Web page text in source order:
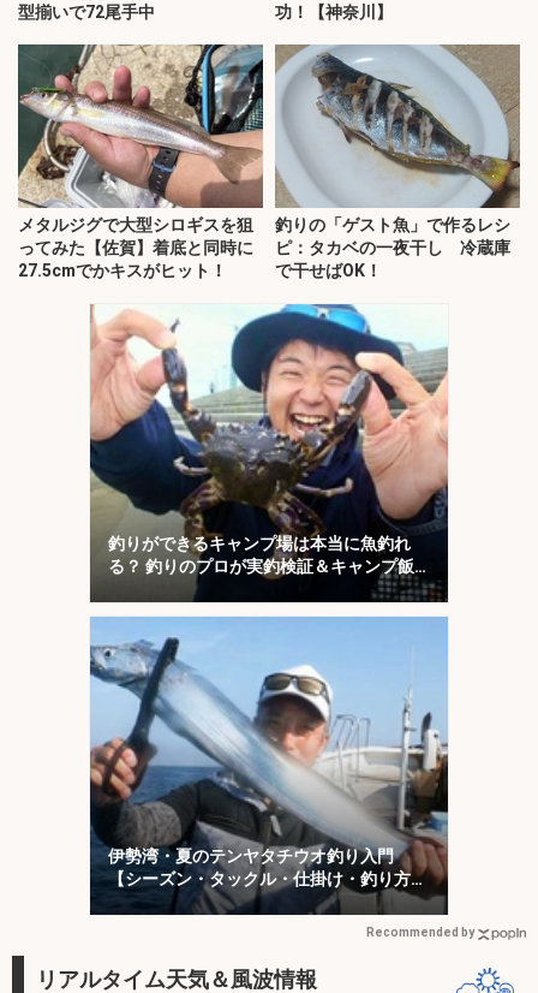
型揃いで72尾手中
功！【神奈川】
メタルジグで大型シロギスを狙
ってみた【佐賀】着底と同時に
27.5cmでかキスがヒット！
釣りの「ゲスト魚」で作るレシ
ピ：タカベの一夜干し 冷蔵庫
で干せばOK！
釣りができるキャンプ場は本当に魚釣れ
る？ 釣りのプロが実釣検証＆キャンプ飯
伊勢湾・夏のテンヤタチウオ釣り入門
【シーズン・タックル・仕掛け・釣り方を
解説】
Recommended by
リアルタイム天気＆風波情報